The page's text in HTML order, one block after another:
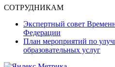
СОТРУДНИКАМ
Экспертный совет
Федерации
План мероприятий по
образовательных услуг